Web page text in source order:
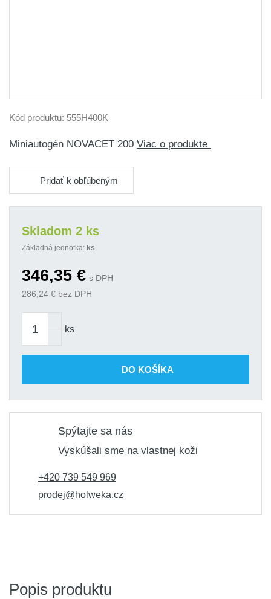
Kód produktu: 555H400K
Miniautogén NOVACET 200 Viac o produkte
Pridať k obľúbeným
Skladom 2 ks
Základná jednotka: ks
346,35 € s DPH
286,24 € bez DPH
ks
DO KOŠÍKA
Spýtajte sa nás
Vyskúšali sme na vlastnej koži
+420 739 549 969
prodej@holweka.cz
Popis produktu